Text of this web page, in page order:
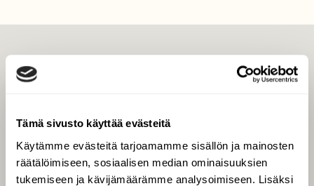
Tämä sivusto käyttää evästeitä
Käytämme evästeitä tarjoamamme sisällön ja mainosten
räätälöimiseen, sosiaalisen median ominaisuuksien
tukemiseen ja kävijämäärämme analysoimiseen. Lisäksi
Tilaa digilukuoikeus
Äänestä parasta juttua
Tilaa uutiskirje